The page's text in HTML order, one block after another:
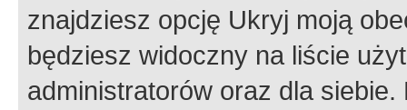
znajdziesz opcję Ukryj moją
będziesz widoczny na liście
administratorów oraz dla